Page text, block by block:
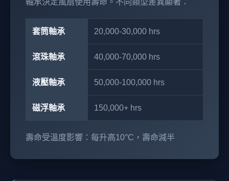
軸承決定風扇使用壽命。不同類型差異顯著：
套筒軸承 20,000-30,000 hrs
滾珠軸承 40,000-70,000 hrs
液壓軸承 50,000-100,000 hrs
磁浮軸承 150,000+ hrs
壽命受溫度影響：每升高10°C，壽命減半